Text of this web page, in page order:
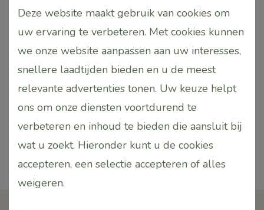
verdelen, maar dit vervangt geen echte emulgator.
Gebruik daarom altijd met zorg.Voor gebruik in een
diffuser: voeg enkele druppels toe aan water
volgens de instructies van je apparaat. Vermijd
contact met ogen, slijmvliezen en gevoelige
huidzones. Buiten bereik van kinderen houden en
niet gebruiken tijdens zwangerschap zonder
professioneel advies.
Deze website maakt gebruik van cookies om
uw ervaring te verbeteren. Met cookies kunnen
we onze website aanpassen aan uw interesses,
snellere laadtijden bieden en u de meest
relevante advertenties tonen. Uw keuze helpt
ons om onze diensten voortdurend te
verbeteren en inhoud te bieden die aansluit bij
wat u zoekt. Hieronder kunt u de cookies
accepteren, een selectie accepteren of alles
weigeren.